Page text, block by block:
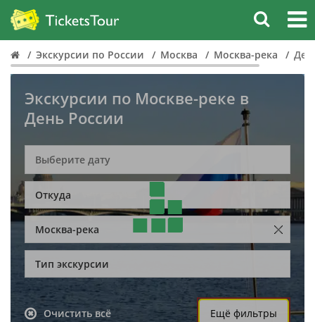
Экскурсии по России Москва Москва-река
Экскурсии по Москве-реке в
День России
Откуда
Москва-река
Тип экскурсии
Очистить всё Ещё фильтры